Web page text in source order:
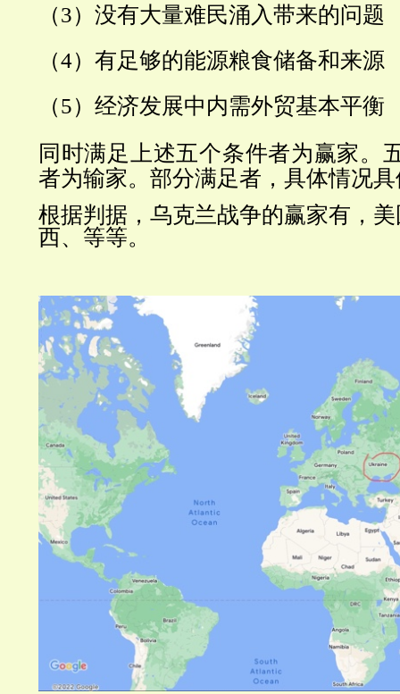
（3）没有大量难民涌入带来的问题
（4）有足够的能源粮食储备和来源
（5）经济发展中内需外贸基本平衡
同时满足上述五个条件者为赢家。
者为输家。部分满足者，具体情况
根据判据，乌克兰战争的赢家有，
西、等等。